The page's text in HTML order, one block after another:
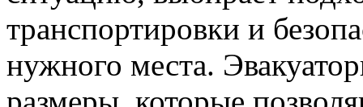
транспортировки и
нужного места.